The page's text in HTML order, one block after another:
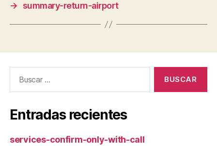
→
summary-return-airport
Entradas recientes
services-confirm-only-with-call